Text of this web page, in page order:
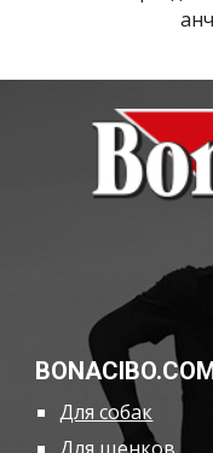
Для собак
Для щенков